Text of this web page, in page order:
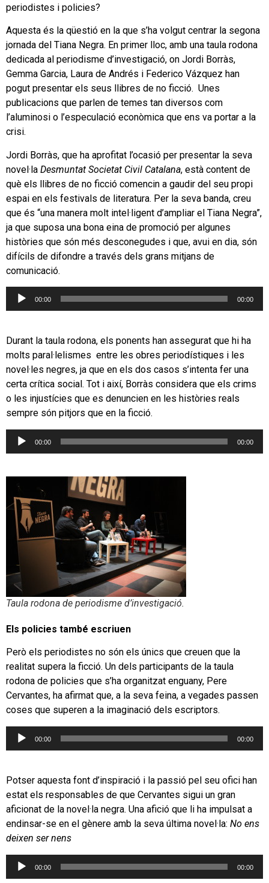
periodistes i policies?
Aquesta és la qüestió en la que s’ha volgut centrar la segona
jornada del Tiana Negra. En primer lloc, amb una taula rodona
dedicada al periodisme d’investigació, on Jordi Borràs,
Gemma Garcia, Laura de Andrés i Federico Vázquez han
pogut presentar els seus llibres de no ficció. Unes
publicacions que parlen de temes tan diversos com
l’aluminosi o l’especulació econòmica que ens va portar a la
crisi.
Jordi Borràs, que ha aprofitat l’ocasió per presentar la seva
novel·la Desmuntat Societat Civil Catalana, està content de
què els llibres de no ficció comencin a gaudir del seu propi
espai en els festivals de literatura. Per la seva banda, creu
que és “una manera molt intel·ligent d’ampliar el Tiana Negra”,
ja que suposa una bona eina de promoció per algunes
històries que són més desconegudes i que, avui en dia, són
difícils de difondre a través dels grans mitjans de
comunicació.
Reproductor
00:00 00:00
Durant la taula rodona, els ponents han assegurat que hi ha
molts paral·lelismes entre les obres periodístiques i les
novel·les negres, ja que en els dos casos s’intenta fer una
certa crítica social. Tot i així, Borràs considera que els crims
o les injustícies que es denuncien en les històries reals
sempre són pitjors que en la ficció.
Reproductor
00:00 00:00
Taula rodona de periodisme d’investigació.
Els policies també escriuen
Però els periodistes no són els únics que creuen que la
realitat supera la ficció. Un dels participants de la taula
rodona de policies que s’ha organitzat enguany, Pere
Cervantes, ha afirmat que, a la seva feina, a vegades passen
coses que superen a la imaginació dels escriptors.
Reproductor
00:00 00:00
Potser aquesta font d’inspiració i la passió pel seu ofici han
estat els responsables de que Cervantes sigui un gran
aficionat de la novel·la negra. Una afició que li ha impulsat a
endinsar-se en el gènere amb la seva última novel·la: No ens
deixen ser nens
Reproductor
00:00 00:00